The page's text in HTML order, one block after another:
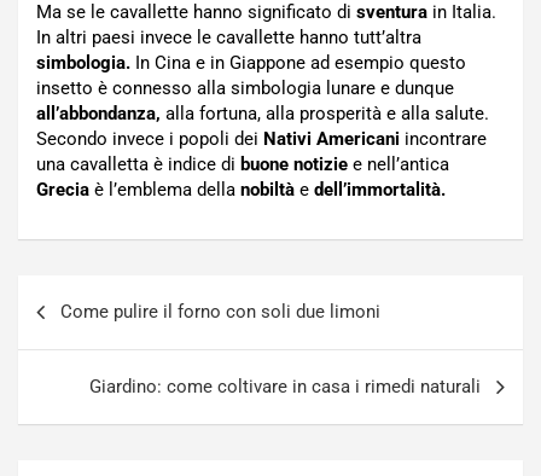
Ma se le cavallette hanno significato di sventura in Italia.
In altri paesi invece le cavallette hanno tutt’altra
simbologia. In Cina e in Giappone ad esempio questo
insetto è connesso alla simbologia lunare e dunque
all’abbondanza, alla fortuna, alla prosperità e alla salute.
Secondo invece i popoli dei Nativi Americani incontrare
una cavalletta è indice di buone notizie e nell’antica
Grecia è l’emblema della nobiltà e dell’immortalità.
Come pulire il forno con soli due limoni
Giardino: come coltivare in casa i rimedi naturali